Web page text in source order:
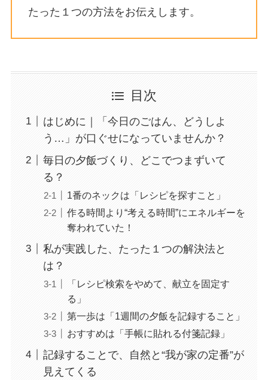
たった１つの方法をお伝えします。
目次
はじめに｜「今日のごはん、どうしよ
う…」が口ぐせになっていませんか？
毎日の夕飯づくり、どこでつまずいて
る？
1番のネックは「レシピを探すこと」
作る時間より“考える時間”にエネルギーを
奪われていた！
私が実践した、たった１つの解決法と
は？
「レシピ検索をやめて、献立を固定す
る」
第一歩は「1週間の夕飯を記録すること」
おすすめは「手帳に貼れる付箋記録」
記録することで、自然と“我が家の定番”が
見えてくる